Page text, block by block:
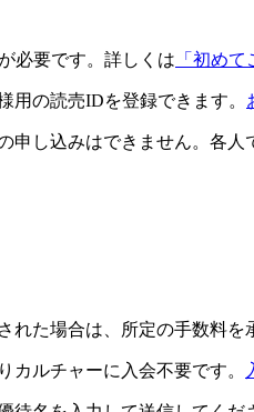
必要です。詳しくは 「初めて
の読売IDを登録できます。
し込みはできません。各
た場合は、所定の手数料を
ルチャーに入会不要です。